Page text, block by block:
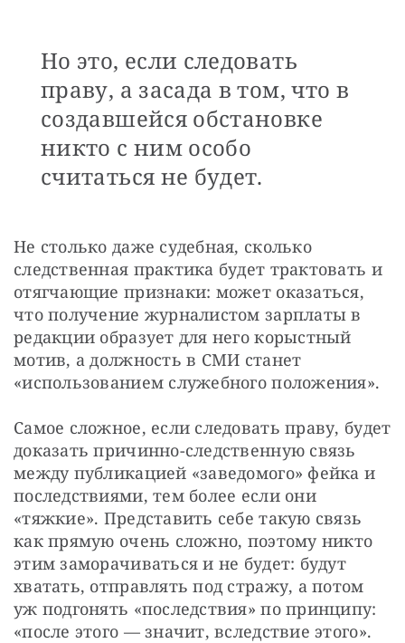
Но это, если следовать
праву, а засада в том, что в
создавшейся обстановке
никто с ним особо
считаться не будет.
Не столько даже судебная, сколько
следственная практика будет трактовать и
отягчающие признаки: может оказаться,
что получение журналистом зарплаты в
редакции образует для него корыстный
мотив, а должность в СМИ станет
«использованием служебного положения».
Самое сложное, если следовать праву, будет
доказать причинно-следственную связь
между публикацией «заведомого» фейка и
последствиями, тем более если они
«тяжкие». Представить себе такую связь
как прямую очень сложно, поэтому никто
этим заморачиваться и не будет: будут
хватать, отправлять под стражу, а потом
уж подгонять «последствия» по принципу:
«после этого — значит, вследствие этого».